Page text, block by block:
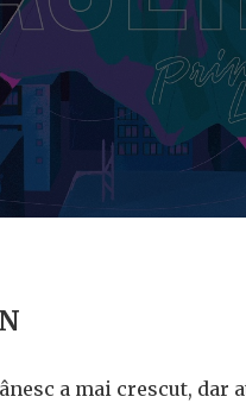
a mai crescut, dar